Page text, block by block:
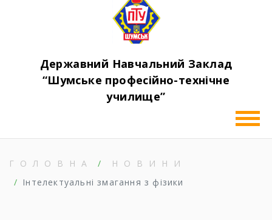
Державний Навчальний Заклад
“Шумське професійно-технічне
училище”
ГОЛОВНА
НОВИНИ
Інтелектуальні змагання з фізики